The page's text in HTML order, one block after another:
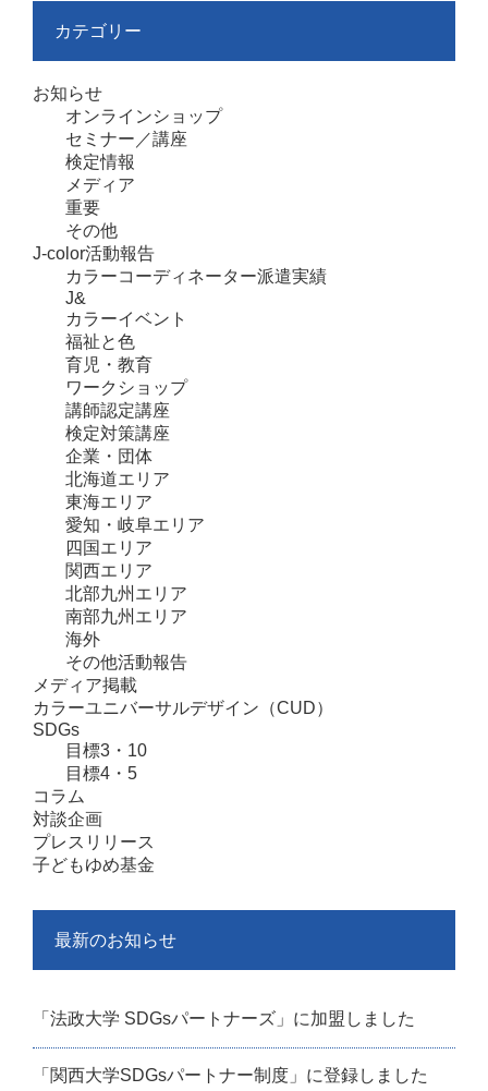
カテゴリー
お知らせ
オンラインショップ
セミナー／講座
検定情報
メディア
重要
その他
J-color活動報告
カラーコーディネーター派遣実績
J&
カラーイベント
福祉と色
育児・教育
ワークショップ
講師認定講座
検定対策講座
企業・団体
北海道エリア
東海エリア
愛知・岐阜エリア
四国エリア
関西エリア
北部九州エリア
南部九州エリア
海外
その他活動報告
メディア掲載
カラーユニバーサルデザイン（CUD）
SDGs
目標3・10
目標4・5
コラム
対談企画
プレスリリース
子どもゆめ基金
最新のお知らせ
「法政大学 SDGsパートナーズ」に加盟しました
「関西大学SDGsパートナー制度」に登録しました